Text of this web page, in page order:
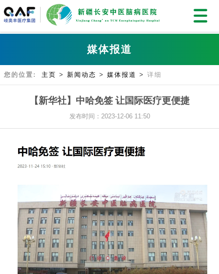
媒体报道
您的位置: 主页 > 新闻动态 > 媒体报道 > 详细
【新华社】中哈免签 让国际医疗更便捷
发布时间：2023-12-06 11:50